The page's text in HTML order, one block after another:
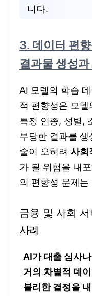
니다.
3. 데이터 편
결과물 생성
AI 모델의 학습
적 편향성은 모
특정 인종, 성별,
부당한 결과를
술이 오히려사회
가 될 위험을 내
의 편향성 문제
금융 및 사회
사례
AI가 대출 심사
거의 차별적 데
불리한 결정을